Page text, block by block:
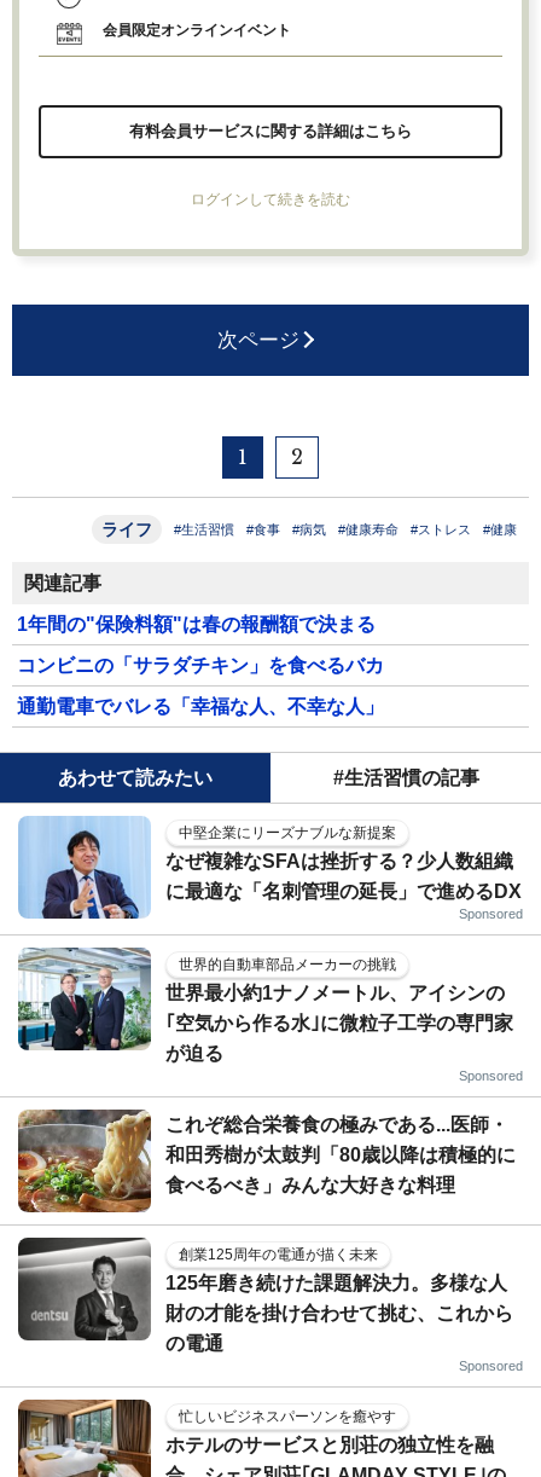
会員限定オンラインイベント
有料会員サービスに関する詳細はこちら
ログインして続きを読む
次ページ
1 2
ライフ #生活習慣 #食事 #病気 #健康寿命 #ストレス #健康
関連記事
1年間の"保険料額"は春の報酬額で決まる
コンビニの「サラダチキン」を食べるバカ
通勤電車でバレる「幸福な人、不幸な人」
あわせて読みたい #生活習慣の記事
中堅企業にリーズナブルな新提案
なぜ複雑なSFAは挫折する？少人数組織
に最適な「名刺管理の延長」で進めるDX
Sponsored
世界的自動車部品メーカーの挑戦
世界最小約1ナノメートル、アイシンの
｢空気から作る水｣に微粒子工学の専門家
が迫る
Sponsored
これぞ総合栄養食の極みである...医師・
和田秀樹が太鼓判「80歳以降は積極的に
食べるべき」みんな大好きな料理
創業125周年の電通が描く未来
125年磨き続けた課題解決力。多様な人
財の才能を掛け合わせて挑む、これから
の電通
Sponsored
忙しいビジネスパーソンを癒やす
ホテルのサービスと別荘の独立性を融